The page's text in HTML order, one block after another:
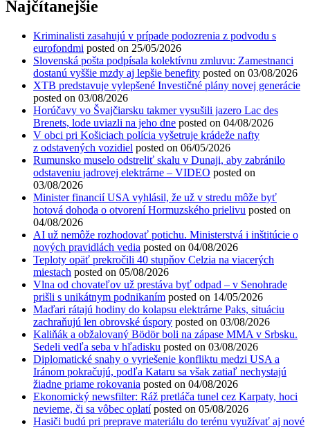
Najčítanejšie
Kriminalisti zasahujú v prípade podozrenia z podvodu s
eurofondmi posted on 25/05/2026
Slovenská pošta podpísala kolektívnu zmluvu: Zamestnanci
dostanú vyššie mzdy aj lepšie benefity posted on 03/08/2026
XTB predstavuje vylepšené Investičné plány novej generácie
posted on 03/08/2026
Horúčavy vo Švajčiarsku takmer vysušili jazero Lac des
Brenets, lode uviazli na jeho dne posted on 04/08/2026
V obci pri Košiciach polícia vyšetruje krádeže nafty
z odstavených vozidiel posted on 06/05/2026
Rumunsko muselo odstreliť skalu v Dunaji, aby zabránilo
odstaveniu jadrovej elektrárne – VIDEO posted on
03/08/2026
Minister financií USA vyhlásil, že už v stredu môže byť
hotová dohoda o otvorení Hormuzského prielivu posted on
04/08/2026
AI už nemôže rozhodovať potichu. Ministerstvá i inštitúcie o
nových pravidlách vedia posted on 04/08/2026
Teploty opäť prekročili 40 stupňov Celzia na viacerých
miestach posted on 05/08/2026
Vlna od chovateľov už prestáva byť odpad – v Senohrade
prišli s unikátnym podnikaním posted on 14/05/2026
Maďari rátajú hodiny do kolapsu elektrárne Paks, situáciu
zachraňujú len obrovské úspory posted on 03/08/2026
Kaliňák a obžalovaný Bödör boli na zápase MMA v Srbsku.
Sedeli vedľa seba v hľadisku posted on 03/08/2026
Diplomatické snahy o vyriešenie konfliktu medzi USA a
Iránom pokračujú, podľa Kataru sa však zatiaľ nechystajú
žiadne priame rokovania posted on 04/08/2026
Ekonomický newsfilter: Ráž pretláča tunel cez Karpaty, hoci
nevieme, či sa vôbec oplatí posted on 05/08/2026
Hasiči budú pri preprave materiálu do terénu využívať aj nové